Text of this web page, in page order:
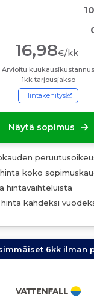
16,98€/kk
Arvioitu kuukausikustannus
1kk tarjousjakso
Hintakehitys
Näytä sopimus
koko
hintavaihteluista
kahdeksi
6kk ilman